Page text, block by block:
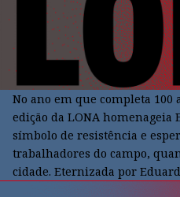
No ano em que completa 100
edição da LONA homenageia
símbolo de resistência e
trabalhadores do campo,
cidade. Eternizada por